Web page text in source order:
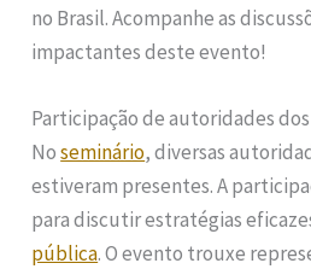
no Brasil. Acompanhe as
impactantes deste evento!
Participação de autoridades
Noseminário, diversas
estiveram presentes. A
para discutir estratégias
pública. O evento trouxe